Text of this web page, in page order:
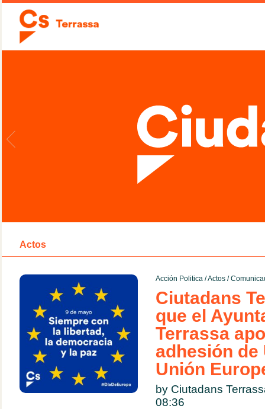
Actos
Acción Politica/Actos/
Ciutadans
que el
Terrassa
adhesión de
Unión
by Ciutadans
08:36